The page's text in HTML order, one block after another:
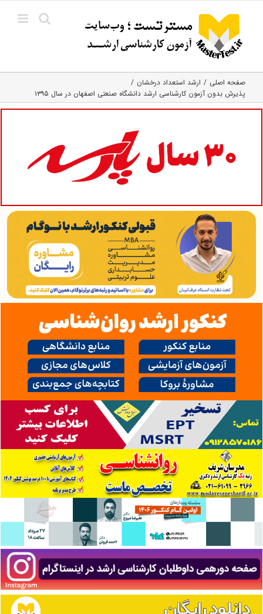
content
صفحه اصلی
ارشد استعداد درخشان
پذیرش بدون آزمون کارشناسی ارشد دانشگاه صنعتی اصفهان در سال ۱۳۹۵